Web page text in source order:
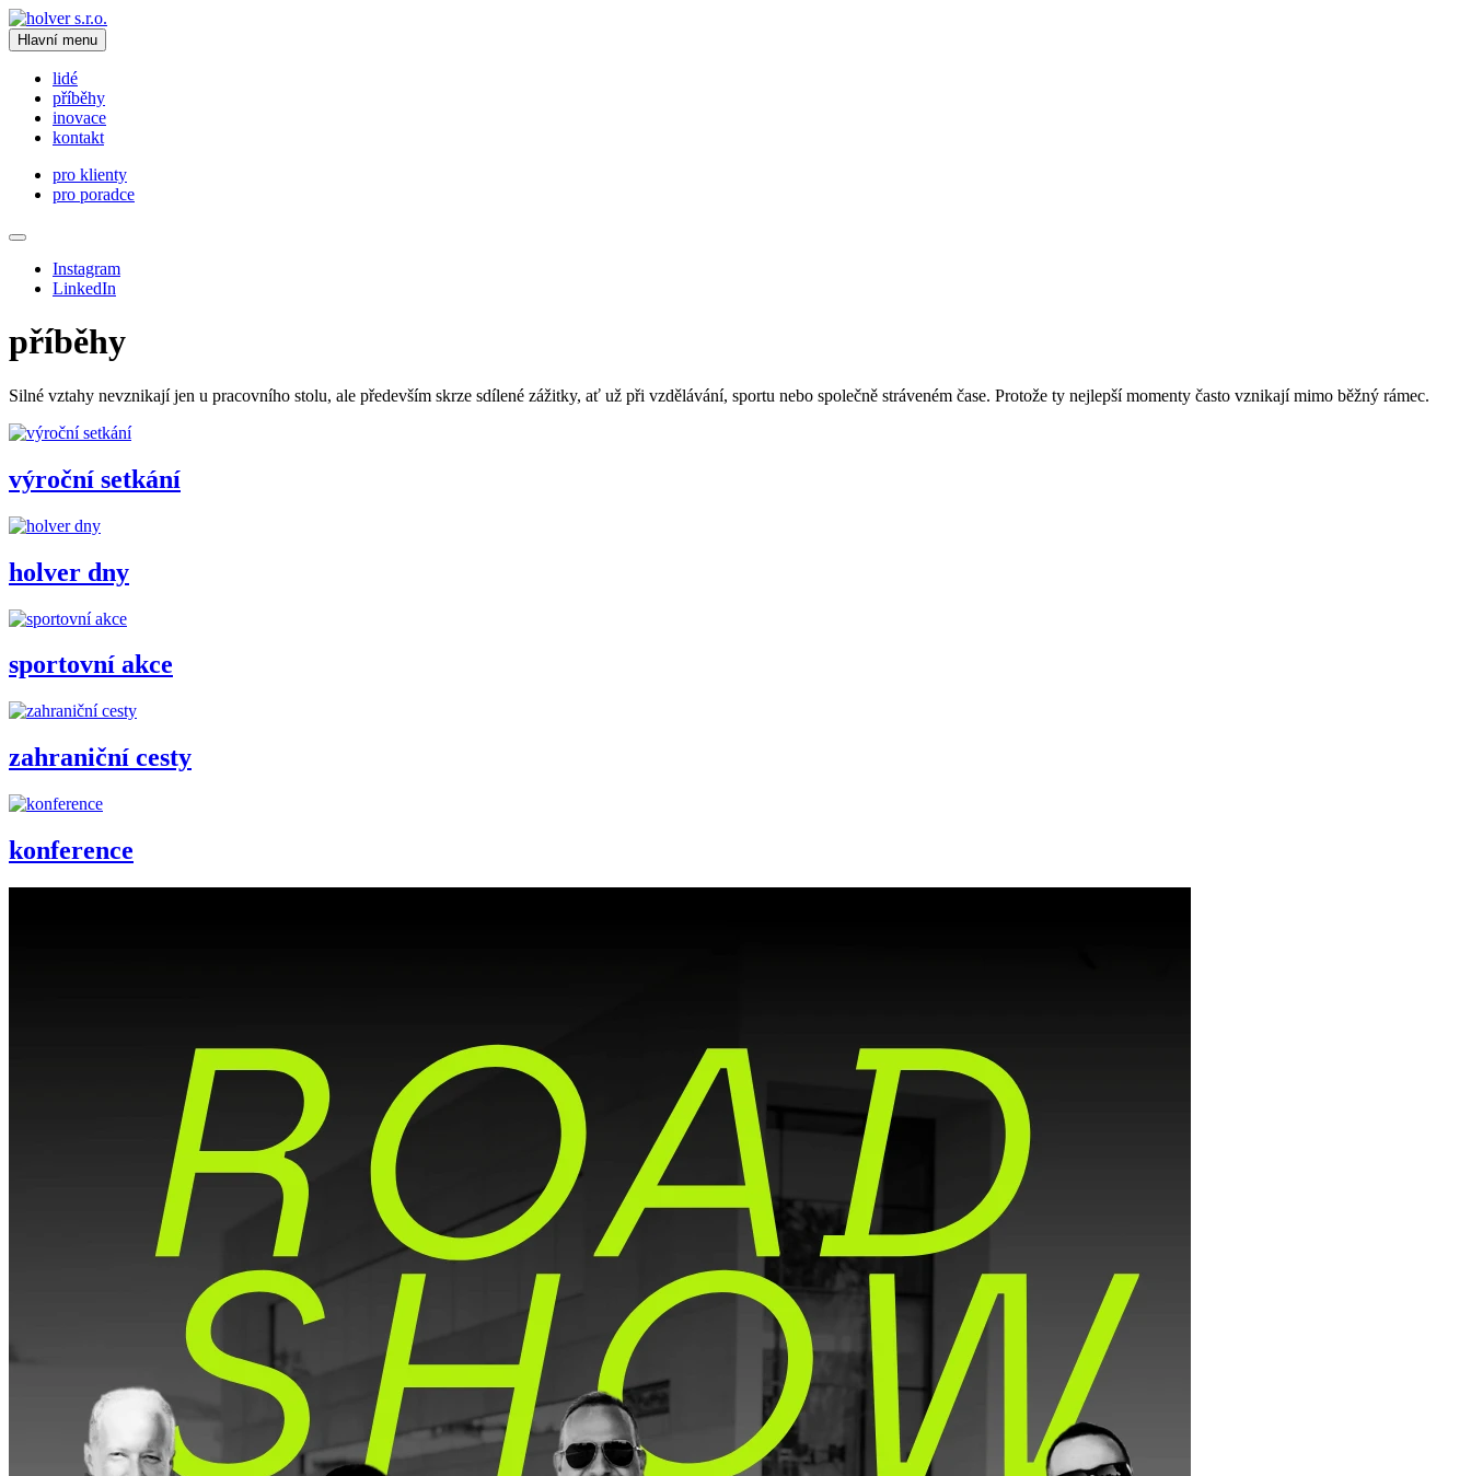
Hlavní menu
lidé
příběhy
inovace
kontakt
pro klienty
pro poradce
Instagram
LinkedIn
příběhy
Silné vztahy nevznikají jen u pracovního stolu, ale především skrze sdílené zážitky, ať už při vzdělávání, sportu nebo společně stráveném čase. Protože ty nejlepší momenty často vznikají mimo běžný rámec.
výroční setkání
holver dny
sportovní akce
zahraniční cesty
konference